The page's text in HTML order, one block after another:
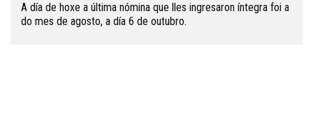
A día de hoxe a última nómina que lles ingresaron íntegra foi a
do mes de agosto, a día 6 de outubro.